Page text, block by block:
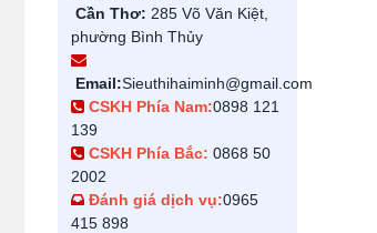
Cần Thơ: 285 Võ Văn Kiệt,
phường Bình Thủy
Email:Sieuthihaiminh@gmail.com
CSKH Phía Nam:0898 121
139
CSKH Phía Bắc: 0868 50
2002
Đánh giá dịch vụ:0965
415 898